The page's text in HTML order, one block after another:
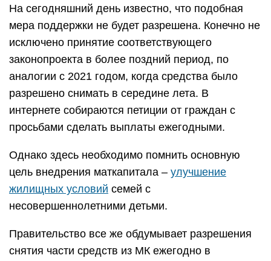
На сегодняшний день известно, что подобная
мера поддержки не будет разрешена. Конечно не
исключено принятие соответствующего
законопроекта в более поздний период, по
аналогии с 2021 годом, когда средства было
разрешено снимать в середине лета. В
интернете собираются петиции от граждан с
просьбами сделать выплаты ежегодными.
Однако здесь необходимо помнить основную
цель внедрения маткапитала – улучшение
жилищных условий семей с
несовершеннолетними детьми.
Правительство все же обдумывает разрешения
снятия части средств из МК ежегодно в